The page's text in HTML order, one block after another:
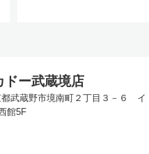
ドー武蔵境店
武蔵野市境南町２丁目３－６ イ
館5F